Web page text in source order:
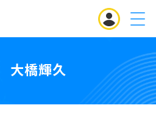
MENU
大橋輝久